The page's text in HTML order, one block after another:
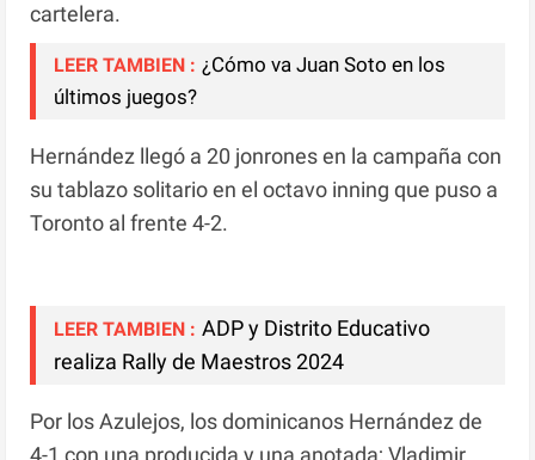
cartelera.
LEER TAMBIEN : ¿Cómo va Juan Soto en los
últimos juegos?
Hernández llegó a 20 jonrones en la campaña con
su tablazo solitario en el octavo inning que puso a
Toronto al frente 4-2.
LEER TAMBIEN : ADP y Distrito Educativo
realiza Rally de Maestros 2024
Por los Azulejos, los dominicanos Hernández de
4-1 con una producida y una anotada; Vladimir